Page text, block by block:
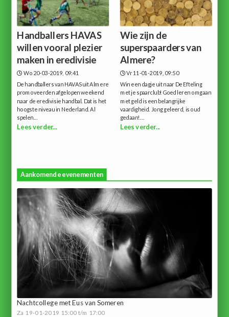
Handballers HAVAS
willen vooral plezier
maken in eredivisie
Wo 20-03-2019, 09:41
De handballers van HAVAS uit Almere
promoveerden afgelopen weekend
naar de eredivisie handbal. Dat is het
hoogste niveau in Nederland. Al
spelen...
Lees verder...
Wie zijn de
superspaarders van
Almere?
Vr 11-01-2019, 09:50
Win een dagje uit naar De Efteling
met je spaarclub!Goed leren omgaan
met geld is een belangrijke
vaardigheid. Jong geleerd, is oud
gedaan!...
Lees verder...
Aankomende evenementen
Nachtcollege met Eus van Someren
Za 19-01-2019 15:00 t/m 17:00